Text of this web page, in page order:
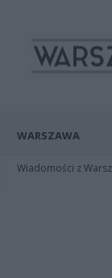
WARSZAWA
Wiadomości z